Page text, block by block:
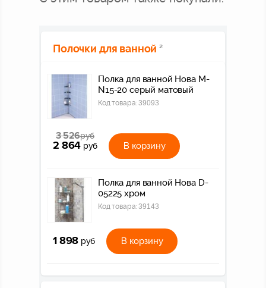
Полочки для ванной 2
Полка для ванной Нова M-
N15-20 серый матовый
Код товара:39093
3 526руб
2 864 руб В корзину
Полка для ванной Нова D-
05225 хром
Код товара:39143
1 898 руб В корзину